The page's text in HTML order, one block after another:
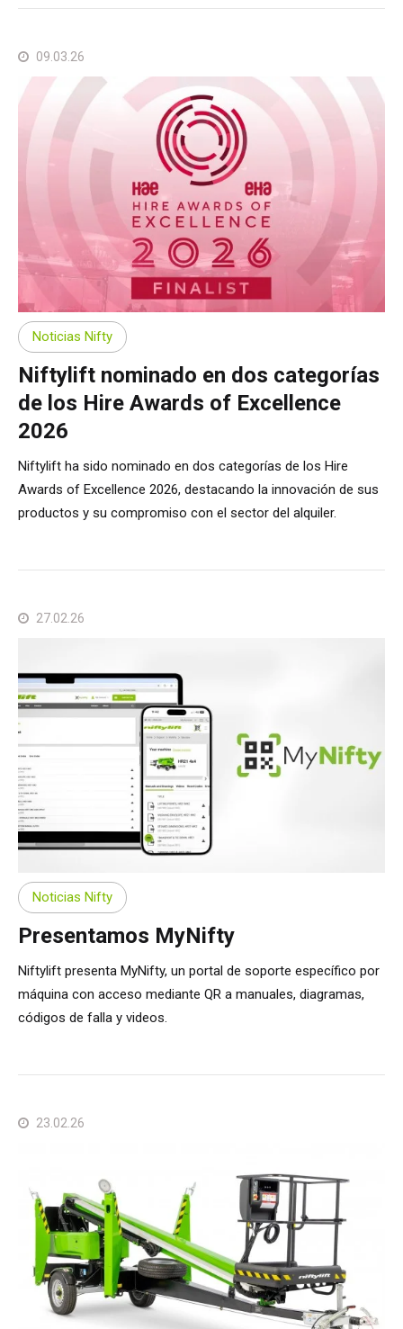
09.03.26
Noticias Nifty
Niftylift nominado en dos categorías
de los Hire Awards of Excellence
2026
Niftylift ha sido nominado en dos categorías de los Hire
Awards of Excellence 2026, destacando la innovación de sus
productos y su compromiso con el sector del alquiler.
27.02.26
Noticias Nifty
Presentamos MyNifty
Niftylift presenta MyNifty, un portal de soporte específico por
máquina con acceso mediante QR a manuales, diagramas,
códigos de falla y videos.
23.02.26